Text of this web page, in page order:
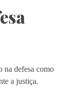
na defesa como
a justiça.